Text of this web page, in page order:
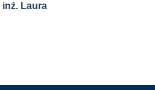
inż. Laura